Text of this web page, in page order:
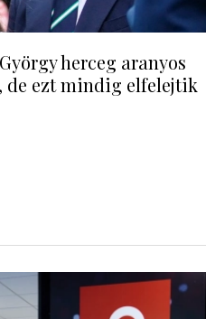
herceg aranyos
ezt mindig elfelejtik